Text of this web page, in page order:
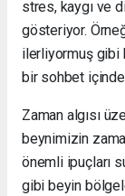
stres, kaygı ve
gösteriyor.
ilerliyormuş gibi
bir sohbet
Zaman algısı
beynimizin
önemli ipuçları
gibi beyin